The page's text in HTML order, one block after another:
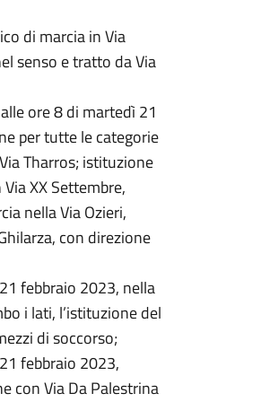
di marcia in Via
senso e tratto da Via
ore 8 di martedì 21
per tutte le categorie
Tharros; istituzione
XX Settembre,
nella Via Ozieri,
con direzione
febbraio 2023, nella
i lati, l’istituzione del
di soccorso;
febbraio 2023,
con Via Da Palestrina